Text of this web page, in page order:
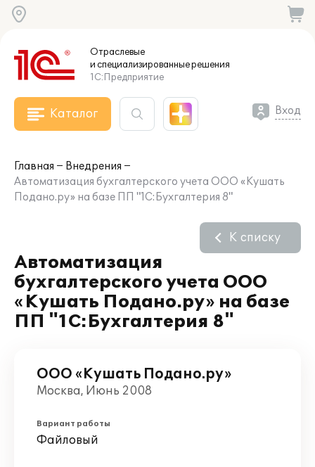
Отраслевые
и специализированныерешения
1С:Предприятие
Каталог Вход
Главная
Внедрения
Автоматизация бухгалтерского учета ООО «Кушать
Подано.ру» на базе ПП "1С:Бухгалтерия 8"
Автоматизация
бухгалтерского учета ООО
«Кушать Подано.ру» на базе
ПП "1С:Бухгалтерия 8"
К списку
ООО «Кушать Подано.ру»
Москва, Июнь 2008
Вариант работы
Файловый